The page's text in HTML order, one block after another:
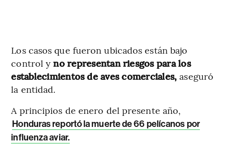
Los casos que fueron ubicados están bajo
control yno representan riesgos para los
establecimientos de aves comerciales, aseguró
la entidad.
A principios de enero del presente año,
Honduras reportó la muerte de 66 pelícanos por
influenza aviar.